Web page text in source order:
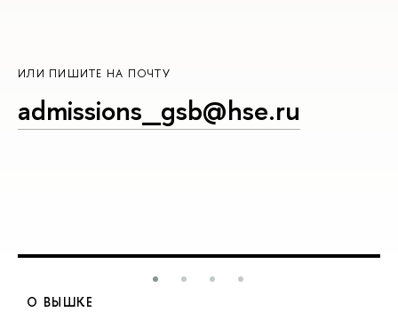
ИЛИ ПИШИТЕ НА ПОЧТУ
admissions_gsb@hse.ru
О ВЫШКЕ